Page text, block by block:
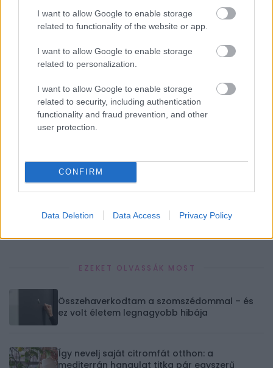
I want to allow Google to enable storage
related to functionality of the website or app.
I want to allow Google to enable storage
related to personalization.
I want to allow Google to enable storage
related to security, including authentication
functionality and fraud prevention, and other
user protection.
CONFIRM
Data Deletion Data Access Privacy Policy
Kos Bika Ikrek Rák
Oroszlán Szűz Mérleg
Nyilas Bak Vízöntő Halak
EZEKET OLVASSÁK MOST
Összehaverkodtam a szomszédommal – és
ez volt életem legnagyobb hibája
Így nevelj saját citromfát otthon: a
mediterrán hangulat titka pár egyszerű